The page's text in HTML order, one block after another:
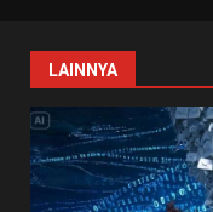
LAINNYA